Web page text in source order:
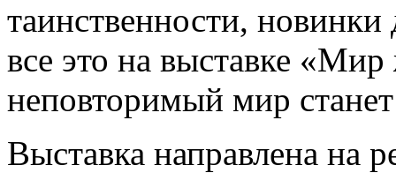
таинственности,
все это на выставке
неповторимый мир
Выставка направлена на